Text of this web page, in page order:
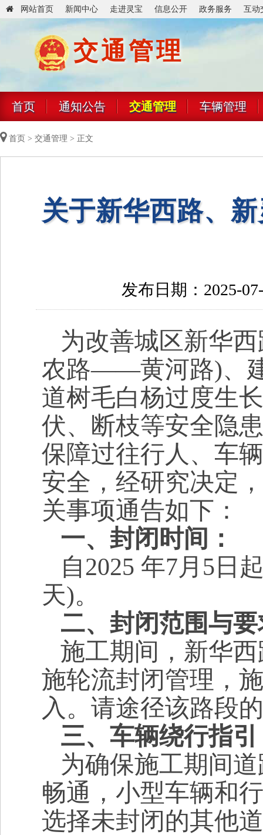
网站首页 新闻中心 走进灵宝 信息公开 政务服务 互动
交通管理
首页 通知公告 交通管理 车辆管理
首页 > 交通管理 > 正文
关于新华西路、
发布日期：2025-
为改善城区新华
农路——黄河路)、
道树毛白杨过度生
伏、断枝等安全隐
保障过往行人、车
安全，经研究决定
关事项通告如下：
一、 封闭时间 ：
自2025 年7月5日
天)。
二、 封闭范围与
施工期间，新华
施轮流封闭管理，
入。请途径该路段
三、 车辆绕行指引
为确保施工期间
畅通，小型车辆和
选择未封闭的其他